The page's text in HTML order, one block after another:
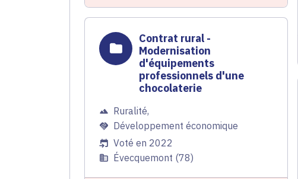
Contrat rural -
Modernisation
d'équipements
professionnels d'une
chocolaterie
Ruralité,
Développement économique
Voté en 2022
Évecquemont (78)